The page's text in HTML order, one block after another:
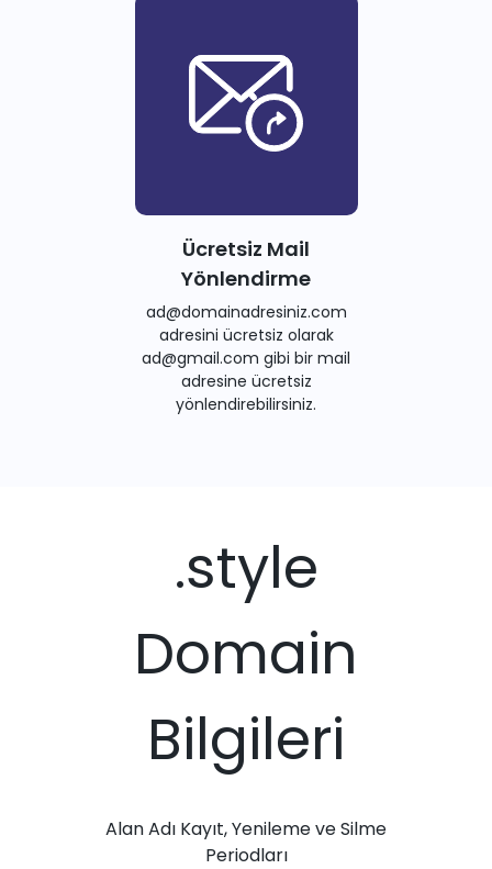
Ücretsiz Mail
Yönlendirme
ad@domainadresiniz.com
adresini ücretsiz olarak
ad@gmail.com gibi bir mail
adresine ücretsiz
yönlendirebilirsiniz.
.style
Domain
Bilgileri
Alan Adı Kayıt, Yenileme ve Silme
Periodları